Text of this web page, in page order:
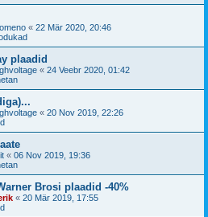
« 22 Mär 2020, 20:46
plaadid
« 24 Veebr 2020, 01:42
« 20 Nov 2019, 22:26
« 06 Nov 2019, 19:36
Brosi plaadid -40%
« 20 Mär 2019, 17:55